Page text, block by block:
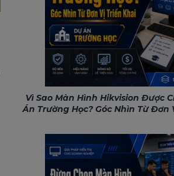
Vì Sao Màn Hình Hikvision Được
Án Trường Học? Góc Nhìn Từ Đơn